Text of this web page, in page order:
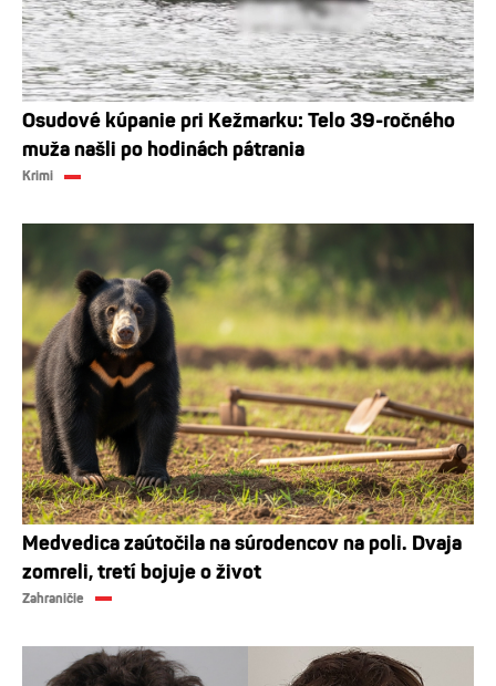
Osudové kúpanie pri Kežmarku: Telo 39-ročného
muža našli po hodinách pátrania
Krimi
Medvedica zaútočila na súrodencov na poli. Dvaja
zomreli, tretí bojuje o život
Zahraničie